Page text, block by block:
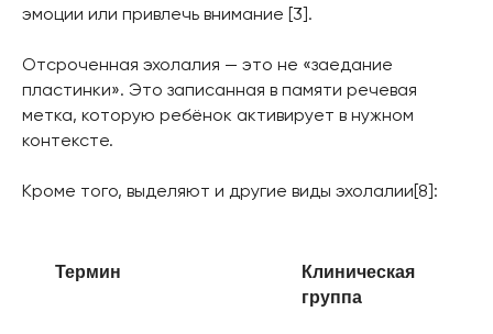
эмоции или привлечь внимание [3].
Отсроченная эхолалия — это не «заедание
пластинки». Это записанная в памяти речевая
метка, которую ребёнок активирует в нужном
контексте.
Кроме того, выделяют и другие виды эхолалии[8]:
Термин
Клиническая
группа